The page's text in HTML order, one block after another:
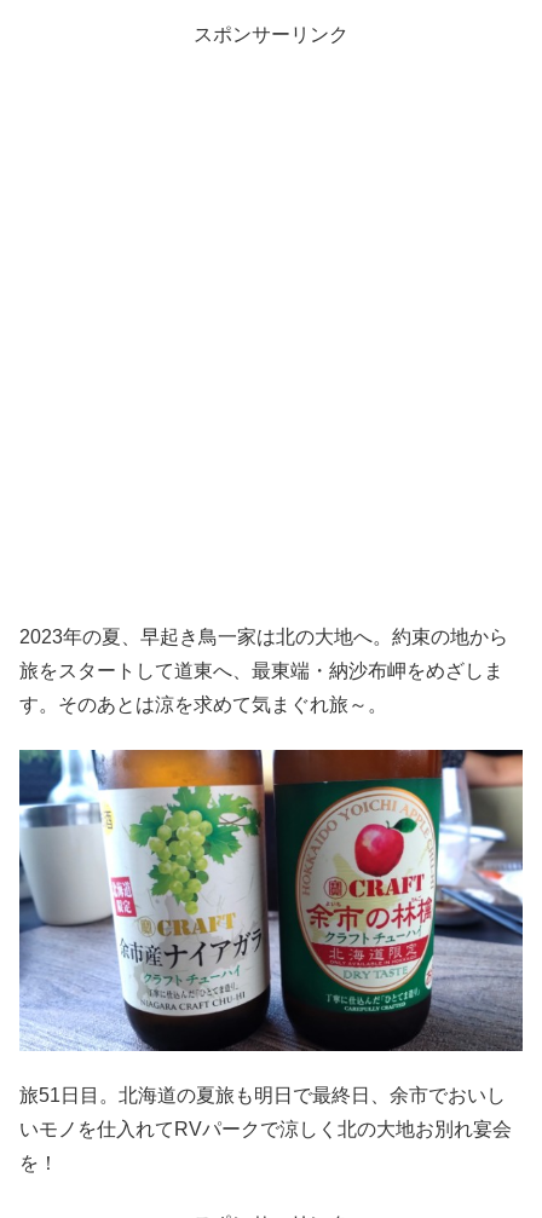
スポンサーリンク
2023年の夏、早起き鳥一家は北の大地へ。約束の地から
旅をスタートして道東へ、最東端・納沙布岬をめざしま
す。そのあとは涼を求めて気まぐれ旅～。
旅51日目。北海道の夏旅も明日で最終日、余市でおいし
いモノを仕入れてRVパークで涼しく北の大地お別れ宴会
を！